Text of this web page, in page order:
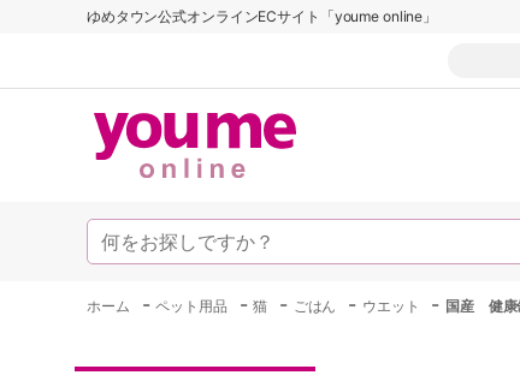
ゆめタウン公式オンラインECサイト「youme online」
ホーム -ペット用品 -猫 - ごはん - ウエット - 国産 健康